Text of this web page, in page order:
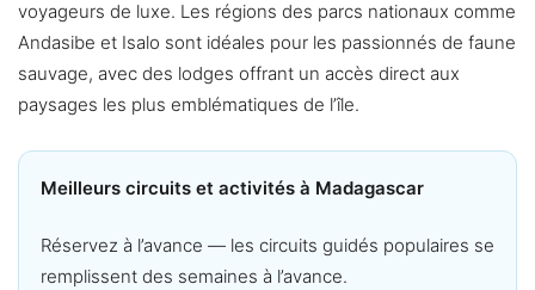
voyageurs de luxe. Les régions des parcs nationaux comme
Andasibe et Isalo sont idéales pour les passionnés de faune
sauvage, avec des lodges offrant un accès direct aux
paysages les plus emblématiques de l’île.
Meilleurs circuits et activités à Madagascar
Réservez à l’avance — les circuits guidés populaires se
remplissent des semaines à l’avance.